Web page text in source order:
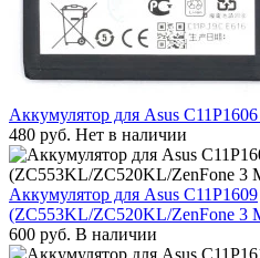
Аккумулятор для Asus
480 руб. Нет в наличии
Аккумулятор для Asus C11P1609
(ZC553KL/ZC520KL/ZenFone 3
600 руб. В наличии